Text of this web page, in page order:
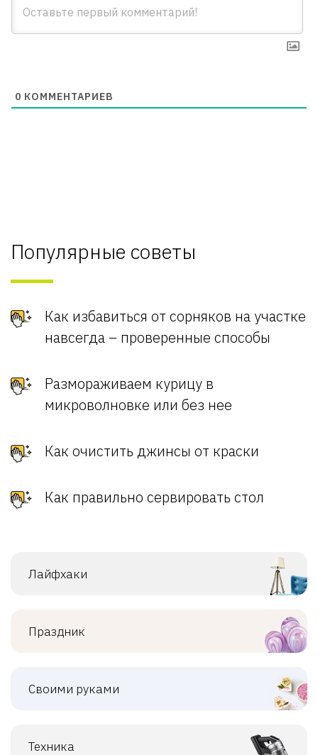
0 КОММЕНТАРИЕВ
Популярные советы
Как избавиться от сорняков на участке
навсегда – проверенные способы
Размораживаем курицу в
микроволновке или без нее
Как очистить джинсы от краски
Как правильно сервировать стол
Лайфхаки
Праздник
Своими руками
Техника